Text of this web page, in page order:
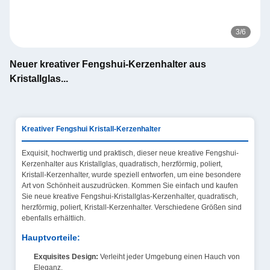
3/6
Neuer kreativer Fengshui-Kerzenhalter aus
Kristallglas...
Kreativer Fengshui Kristall-Kerzenhalter
Exquisit, hochwertig und praktisch, dieser neue kreative Fengshui-
Kerzenhalter aus Kristallglas, quadratisch, herzförmig, poliert,
Kristall-Kerzenhalter, wurde speziell entworfen, um eine besondere
Art von Schönheit auszudrücken. Kommen Sie einfach und kaufen
Sie neue kreative Fengshui-Kristallglas-Kerzenhalter, quadratisch,
herzförmig, poliert, Kristall-Kerzenhalter. Verschiedene Größen sind
ebenfalls erhältlich.
Hauptvorteile:
Exquisites Design: Verleiht jeder Umgebung einen Hauch von
Eleganz.